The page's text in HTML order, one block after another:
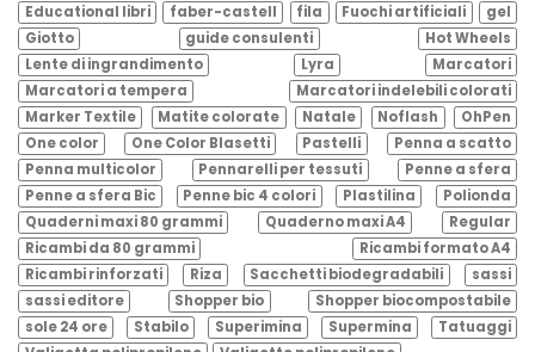
Educational libri
faber-castell fila Fuochi artificiali
gel
Giotto
guide consulenti
Hot Wheels
Lente di ingrandimento
Lyra
Marcatori
Marcatori a tempera
Marcatori indelebili colorati
Marker Textile
Matite colorate Natale Noflash
OhPen
One color
One Color Blasetti Pastelli
Penna a scatto
Penna multicolor
Pennarelli per tessuti
Penne a sfera
Penne a sfera Bic
Penne bic 4 colori Plastilina
Polionda
Quaderni maxi 80 grammi
Quaderno maxi A4
Regular
Ricambi da 80 grammi
Ricambi formato A4
Ricambi rinforzati
Riza Sacchetti biodegradabili
sassi
sassi editore
Shopper bio
Shopper biocompostabile
sole 24 ore
Stabilo Superimina Supermina
Tatuaggi